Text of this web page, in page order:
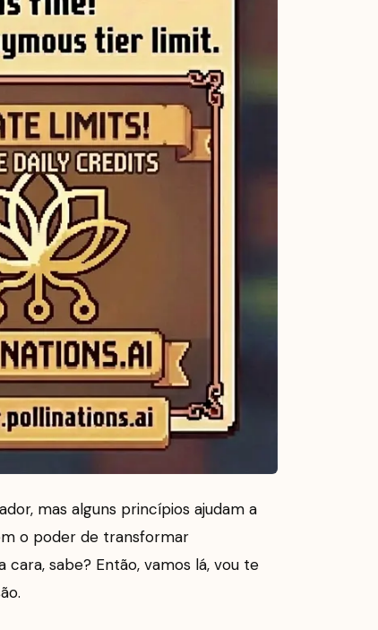
mas alguns princípios ajudam a
o poder de transformar
sabe? Então, vamos lá, vou te